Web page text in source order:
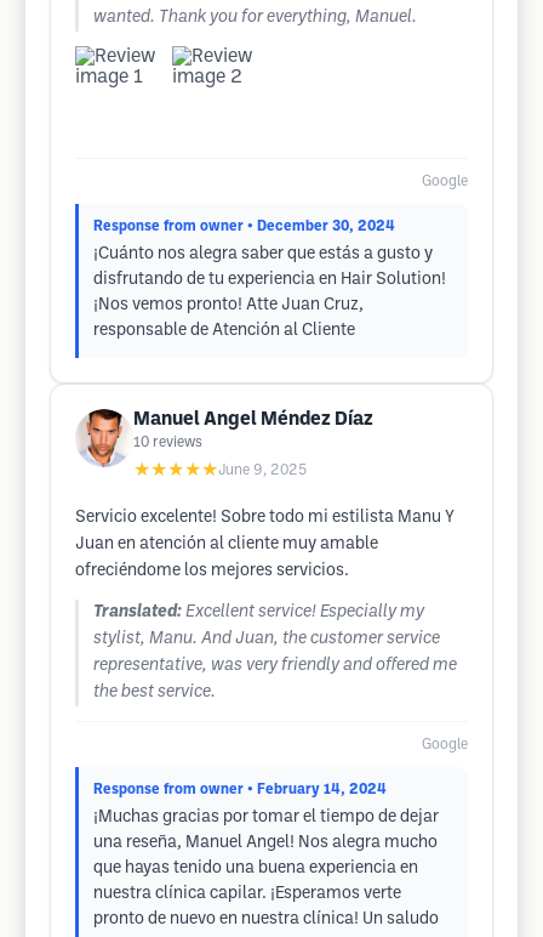
wanted. Thank you for everything, Manuel.
Google
Response from owner • December 30, 2024
¡Cuánto nos alegra saber que estás a gusto y
disfrutando de tu experiencia en Hair Solution!
¡Nos vemos pronto! Atte Juan Cruz,
responsable de Atención al Cliente
Manuel Angel Méndez Díaz
10 reviews
★★★★★June 9, 2025
Servicio excelente! Sobre todo mi estilista Manu Y
Juan en atención al cliente muy amable
ofreciéndome los mejores servicios.
Translated: Excellent service! Especially my
stylist, Manu. And Juan, the customer service
representative, was very friendly and offered me
the best service.
Google
Response from owner • February 14, 2024
¡Muchas gracias por tomar el tiempo de dejar
una reseña, Manuel Angel! Nos alegra mucho
que hayas tenido una buena experiencia en
nuestra clínica capilar. ¡Esperamos verte
pronto de nuevo en nuestra clínica! Un saludo